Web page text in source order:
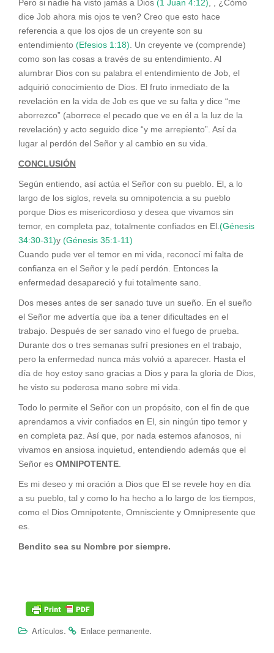
Pero si nadie ha visto jamás a Dios (1 Juan 4:12) , , ¿Cómo
dice Job ahora mis ojos te ven? Creo que esto hace
referencia a que los ojos de un creyente son su
entendimiento (Efesios 1:18) . Un creyente ve (comprende)
como son las cosas a través de su entendimiento. Al
alumbrar Dios con su palabra el entendimiento de Job, el
adquirió conocimiento de Dios. El fruto inmediato de la
revelación en la vida de Job es que ve su falta y dice “me
aborrezco” (aborrece el pecado que ve en él a la luz de la
revelación) y acto seguido dice “y me arrepiento”. Así da
lugar al perdón del Señor y al cambio en su vida.
CONCLUSIÓN
Según entiendo, así actúa el Señor con su pueblo. El, a lo
largo de los siglos, revela su omnipotencia a su pueblo
porque Dios es misericordioso y desea que vivamos sin
temor, en completa paz, totalmente confiados en El. (Génesis
34:30-31)y (Génesis 35:1-11)
Cuando pude ver el temor en mi vida, reconocí mi falta de
confianza en el Señor y le pedí perdón. Entonces la
enfermedad desapareció y fui totalmente sano.
Dos meses antes de ser sanado tuve un sueño. En el sueño
el Señor me advertía que iba a tener dificultades en el
trabajo. Después de ser sanado vino el fuego de prueba.
Durante dos o tres semanas sufrí presiones en el trabajo,
pero la enfermedad nunca más volvió a aparecer. Hasta el
día de hoy estoy sano gracias a Dios y para la gloria de Dios,
he visto su poderosa mano sobre mi vida.
Todo lo permite el Señor con un propósito, con el fin de que
aprendamos a vivir confiados en El, sin ningún tipo temor y
en completa paz. Así que, por nada estemos afanosos, ni
vivamos en ansiosa inquietud, entendiendo además que el
Señor es OMNIPOTENTE
Es mi deseo y mi oración a Dios que El se revele hoy en día
a su pueblo, tal y como lo ha hecho a lo largo de los tiempos,
como el Dios Omnipotente, Omnisciente y Omnipresente que
es.
Bendito sea su Nombre por siempre.
Artículos. Enlace permanente.